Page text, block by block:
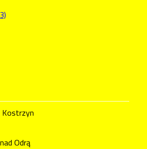
Kostrzyn
Odrą